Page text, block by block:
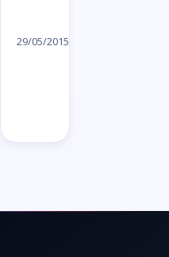
29/05/2015